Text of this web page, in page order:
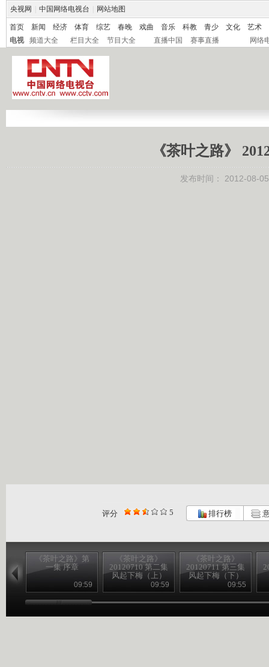
央视网 中国网络电视台 网站地图
首页 新闻 经济 体育 综艺 春晚 戏曲 音乐 科教 青少 文化
艺术
电视
频道大全 栏目大全 节目大全 直播中国 赛事直播 网络
《茶叶之路》
发布时间： 2012-08-
评分 5 排行榜
《茶叶之路》第
一集 序章
09:59
《茶叶之路》
20120710 第二集
风起下梅（上）
09:59
《茶叶之路》
20120711 第三集
风起下梅（下）
09:55